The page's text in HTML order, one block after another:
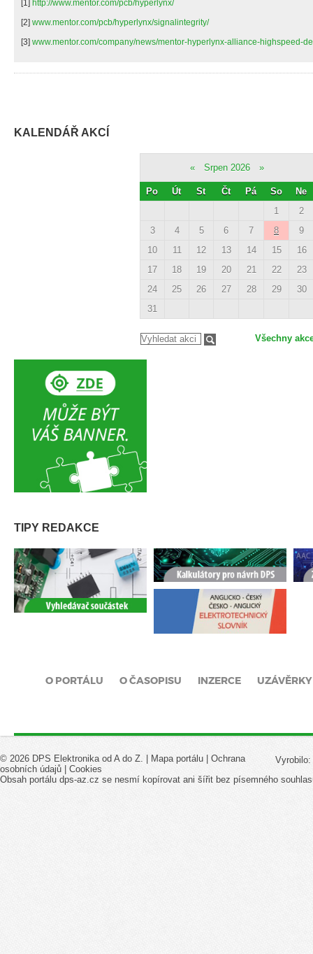
[1]
http://www.mentor.com/pcb/hyperlynx/
[2] www.mentor.com/pcb/hyperlynx/signalintegrity/
[3] www.mentor.com/company/news/mentor-hyperlynx-alliance-highspeed-
KALENDÁŘ AKCÍ
« Srpen 2026 »
Po Út St Čt Pá So
Ne
1
2
3
4 5 6 7 8
9
10
11 12 13 14 15
16
17
18 19 20 21 22
23
24
25 26 27 28 29
30
31
Všechny
TIPY REDAKCE
O PORTÁLU O ČASOPISU INZERCE UZÁVĚRKY
Vyrobilo:
© 2026 DPS Elektronika od A do Z. | Mapa portálu
Ochrana
osobních údajů
Cookies
Obsah portálu dps-az.cz se nesmí kopírovat ani šířit bez písemného